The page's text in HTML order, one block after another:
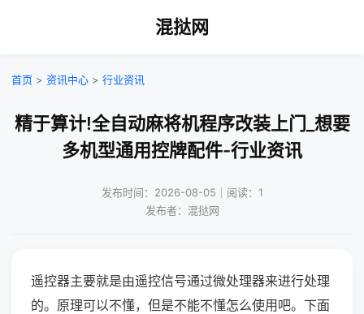
混挞网
首页 > 资讯中心 > 行业资讯
精于算计!全自动麻将机程序改装上门_想要
多机型通用控牌配件-行业资讯
发布时间：2026-08-05｜阅读：1
发布者：混挞网
遥控器主要就是由遥控信号通过微处理器来进行处理
的。原理可以不懂，但是不能不懂怎么使用吧。下面